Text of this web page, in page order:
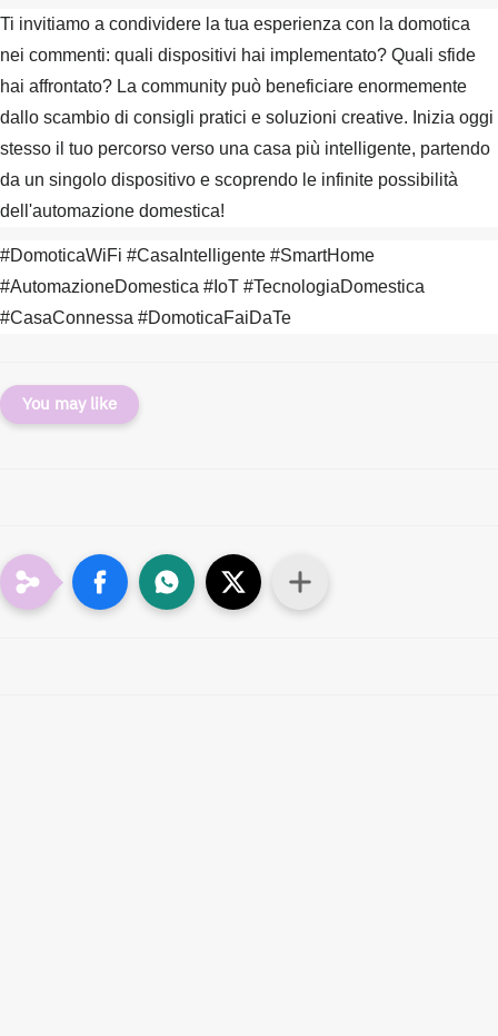
Ti invitiamo a condividere la tua esperienza con la domotica
nei commenti: quali dispositivi hai implementato? Quali sfide
hai affrontato? La community può beneficiare enormemente
dallo scambio di consigli pratici e soluzioni creative. Inizia oggi
stesso il tuo percorso verso una casa più intelligente, partendo
da un singolo dispositivo e scoprendo le infinite possibilità
dell'automazione domestica!
#DomoticaWiFi #CasaIntelligente #SmartHome
#AutomazioneDomestica #IoT #TecnologiaDomestica
#CasaConnessa #DomoticaFaiDaTe
You may like